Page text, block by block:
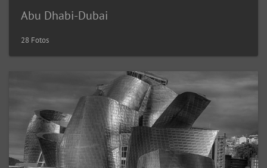
Abu Dhabi-Dubai
28 Fotos